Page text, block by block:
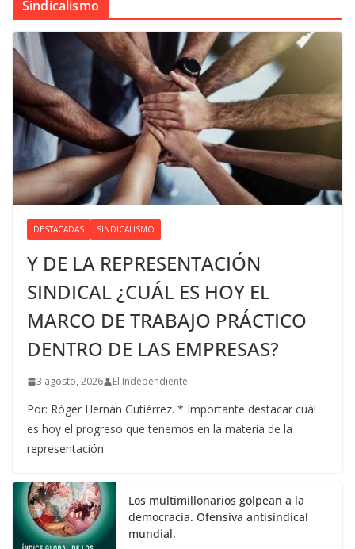
Sindicalismo
DESTACADAS SINDICALISMO
Y DE LA REPRESENTACIÓN
SINDICAL ¿CUÁL ES HOY EL
MARCO DE TRABAJO PRÁCTICO
DENTRO DE LAS EMPRESAS?
3 agosto, 2026 El Independiente
Por: Róger Hernán Gutiérrez. * Importante destacar cuál
es hoy el progreso que tenemos en la materia de la
representación
Los multimillonarios golpean a la
democracia. Ofensiva antisindical
mundial.